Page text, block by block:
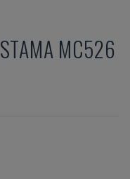
STAMA MC526